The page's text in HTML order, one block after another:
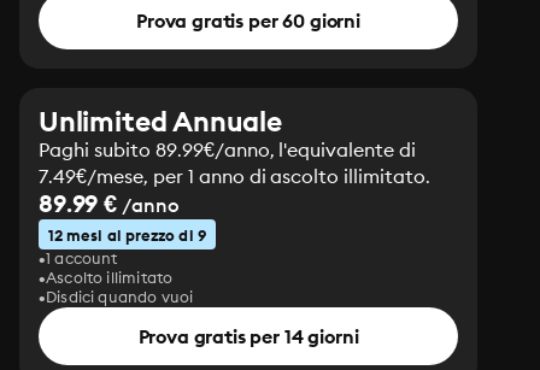
Dantès ha un piano: si sostituisce al corpo di Faria nel
sacco che dovrebbe contenere il cadavere e attende
mare. Dantès con un coltello riesce a uscire dal sacco e
risalire in superficie appena in tempo per non affogare.
Edmond si dirige a nuoto all'isola di Tiboulen, dove
aspetta un momento migliore per riprendere la fuga. Il
mattino dopo avvista una tartana genovese, si tuffa in
mare e riesce a raggiungere l'imbarcazione. Il naviglio,
con a bordo dei contrabbandieri, lo accoglie. Il 28
febbraio 1829 è finalmente libero e naviga verso
Livorno.
Prova gratis per 60 giorni
Unlimited Annuale
Paghi subito 89.99€/anno, l'equivalente di
7.49€/mese, per 1 anno di ascolto illimitato.
89.99 € /anno
12 mesi al prezzo di 9
1 account
Ascolto illimitato
Disdici quando vuoi
Prova gratis per 14 giorni